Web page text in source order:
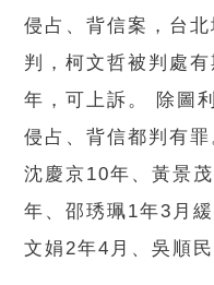
侵占、背信案，台
判，柯文哲被判處
年，可上訴。 除圖
侵占、背信都判有
沈慶京10年、黃景
年、邵琇珮1年3月
文娟2年4月、吳順